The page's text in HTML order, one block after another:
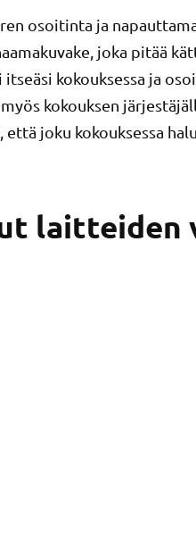
osoitinta ja
joka pitää
kokouksessa ja
kokouksen
joku kokouksessa
laitteiden